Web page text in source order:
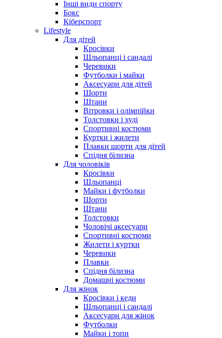
Інші види спорту
Бокс
Кіберспорт
Lifestyle
Для дітей
Кросівки
Шльопанці і сандалі
Черевики
Футболки і майки
Аксесуари для дітей
Шорти
Штани
Вітровки і олімпійки
Толстовки і худі
Спортивні костюми
Куртки і жилети
Плавки шорти для дітей
Спідня білизна
Для чоловіків
Кросівки
Шльопанці
Майки і футболки
Шорти
Штани
Толстовки
Чоловічі аксесуари
Спортивні костюми
Жилети і куртки
Черевики
Плавки
Спідня білизна
Домашні костюми
Для жінок
Кросівки і кеди
Шльопанці і сандалі
Аксесуари для жінок
Футболки
Майки і топи